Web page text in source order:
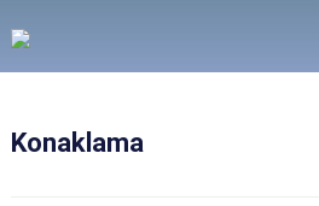
Konaklama